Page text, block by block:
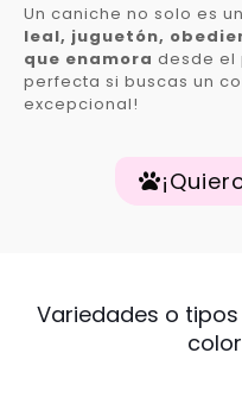
Un caniche no solo es
leal, juguetón,
que enamora desde el
perfecta si buscas un
excepcional!
Variedades o